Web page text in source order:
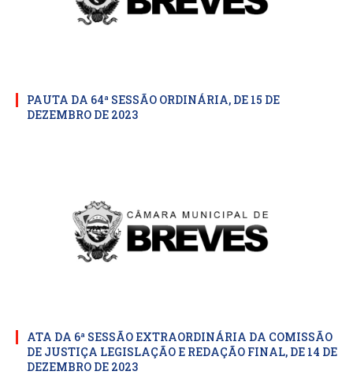
PAUTA DA 64ª SESSÃO ORDINÁRIA, DE 15 DE
DEZEMBRO DE 2023
ATA DA 6ª SESSÃO EXTRAORDINÁRIA DA COMISSÃO
DE JUSTIÇA LEGISLAÇÃO E REDAÇÃO FINAL, DE 14 DE
DEZEMBRO DE 2023